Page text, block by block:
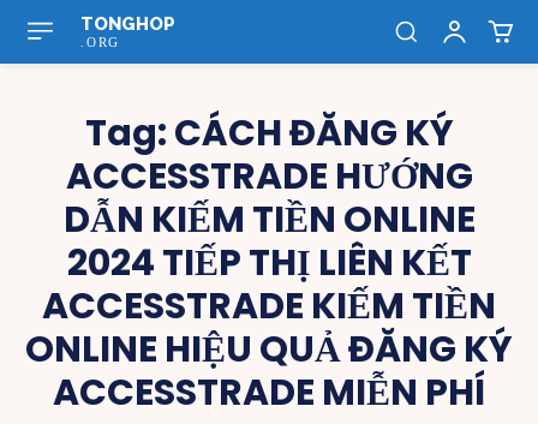
TONGHOP
.ORG
Tag:CÁCH ĐĂNG KÝ
ACCESSTRADE HƯỚNG
DẪN KIẾM TIỀN ONLINE
2024 TIẾP THỊ LIÊN KẾT
ACCESSTRADE KIẾM TIỀN
ONLINE HIỆU QUẢ ĐĂNG KÝ
ACCESSTRADE MIỄN PHÍ